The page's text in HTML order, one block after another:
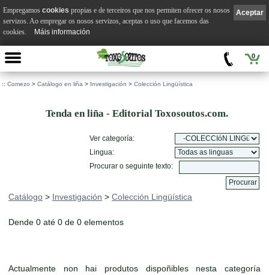
0
:: Comezo > Catálogo en liña > Investigación > Colección Lingüística
Tenda en liña - Editorial Toxosoutos.com.
Ver categoría:
Lingua:
Procurar o seguinte texto:
Catálogo > Investigación > Colección Lingüística
Dende 0 até 0 de 0 elementos
Actualmente non hai produtos dispoñibles nesta categoría
Aceptar
Empregamos cookies propias e de terceiros que nos permiten ofrecer os nosos
servizos. Ao empregar os nosos servizos, aceptas o uso que facemos das
cookies.
Máis información